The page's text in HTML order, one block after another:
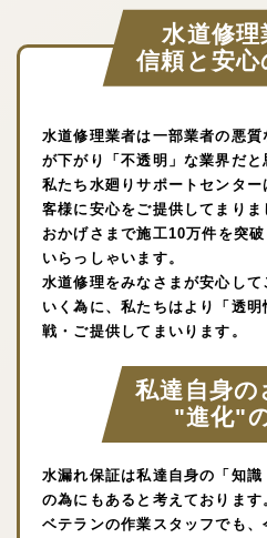
水道修理
信頼と安
水道修理業者は一部業者の悪
が下がり「不透明」な業界だと
私たち水廻りサポートセンタ
客様に安心をご提供してまりま
おかげさまで施工10万件を突
いらっしゃいます。
水道修理をみなさまが安心し
いく為に、私たちはより「透
戦・ご提供してまいります。
私達自身の
"進化"
水漏れ保証は私達自身の「知
の為にもあると考えております
ベテランの作業スタッフでも